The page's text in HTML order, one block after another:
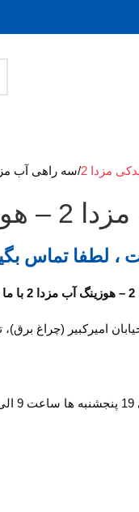
مزدا 2 سه راهی آب مزدا 2 – هوزینگ آب
مزدا 2
، لطفا تماس
امیرکبیر (چراغ